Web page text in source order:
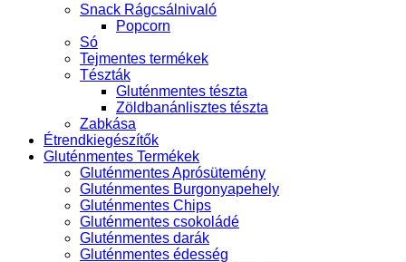
Snack Rágcsálnivaló
Popcorn
Só
Tejmentes termékek
Tészták
Gluténmentes tészta
Zöldbanánlisztes tészta
Zabkása
Étrendkiegészítők
Gluténmentes Termékek
Gluténmentes Aprósütemény
Gluténmentes Burgonyapehely
Gluténmentes Chips
Gluténmentes csokoládé
Gluténmentes darák
Gluténmentes édesség